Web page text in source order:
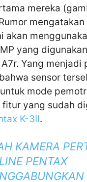
mereka
mengatakan
akan
yang
Yang menjadi
sensor
mode
fitur yang sudah
K-3II.
KAMERA
LINE PENTAX